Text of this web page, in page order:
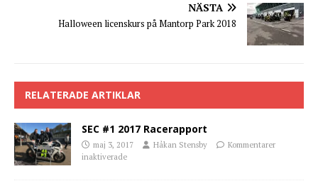
NÄSTA
Halloween licenskurs på Mantorp Park 2018
RELATERADE ARTIKLAR
SEC #1 2017 Racerapport
maj 3, 2017 Håkan Stensby
Kommentarer
inaktiverade